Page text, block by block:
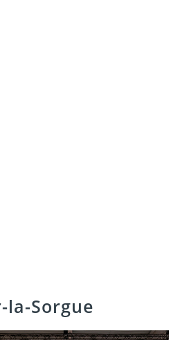
la-Sorgue